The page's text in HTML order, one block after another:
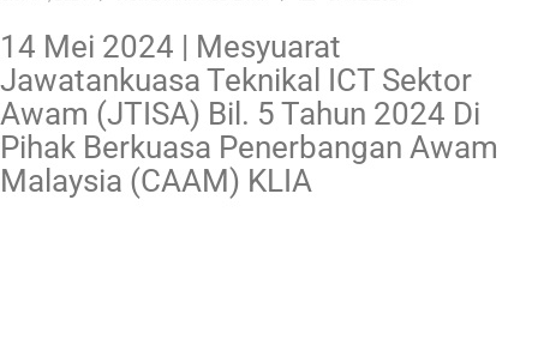
14 Mei 2024 | Mesyuarat
Jawatankuasa Teknikal ICT Sektor
Awam (JTISA) Bil. 5 Tahun 2024 Di
Pihak Berkuasa Penerbangan Awam
Malaysia (CAAM) KLIA